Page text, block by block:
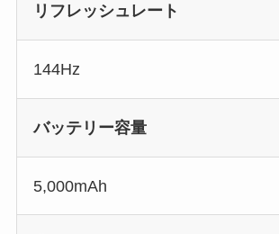
リフレッシュレート
144Hz
バッテリー容量
5,000mAh